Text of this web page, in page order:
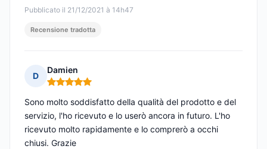
Pubblicato il 21/12/2021 à 14h47
Recensione tradotta
D
Damien
Nota: 5 su 5
Sono molto soddisfatto della qualità del prodotto e del
servizio, l'ho ricevuto e lo userò ancora in futuro. L'ho
ricevuto molto rapidamente e lo comprerò a occhi
chiusi. Grazie